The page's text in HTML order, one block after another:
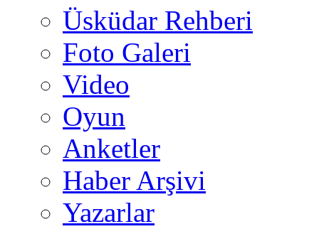
Üsküdar Rehberi
Foto Galeri
Video
Oyun
Anketler
Haber Arşivi
Yazarlar